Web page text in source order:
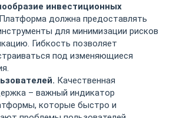
инвестиционных
Платформа должна предоставлять
для минимизации рисков
Гибкость позволяет
под изменяющиеся
Качественная
– важный индикатор
которые быстро и